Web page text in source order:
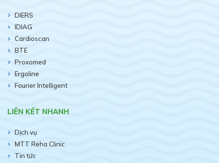
DIERS
IDIAG
Cardioscan
BTE
Proxomed
Ergoline
Fourier Intelligent
LIÊN KẾT NHANH
Dịch vụ
MTT Reha Clinic
Tin tức